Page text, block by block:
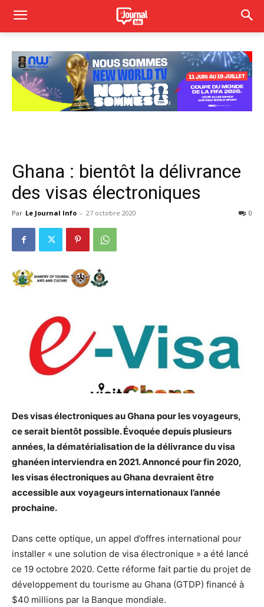
Ghana : bientôt la délivrance
des visas électroniques
Par Le Journal Info - 27 octobre 2020 0
Des visas électroniques au Ghana pour les voyageurs,
ce serait bientôt possible. Évoquée depuis plusieurs
années, la dématérialisation de la délivrance du visa
ghanéen interviendra en 2021. Annoncé pour fin 2020,
les visas électroniques au Ghana devraient être
accessible aux voyageurs internationaux l’année
prochaine.
Dans cette optique, un appel d’offres international pour
installer « une solution de visa électronique » a été lancé
ce 19 octobre 2020. Cette réforme fait partie du projet de
développement du tourisme au Ghana (GTDP) financé à
$40 millions par la Banque mondiale.